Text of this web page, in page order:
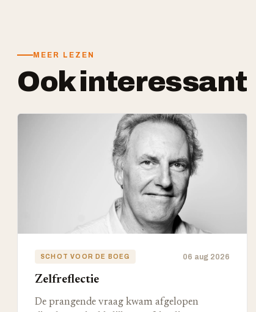
MEER LEZEN
Ook interessant
SCHOT VOOR DE BOEG 06 aug 2026
Zelfreflectie
De prangende vraag kwam afgelopen